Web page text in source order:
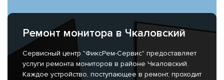
Ремонт монитора в Чкаловский
Сервисный центр "ФиксРем-Сервис" предоставляет
услуги ремонта мониторов в районе Чкаловский.
Каждое устройство, поступающее в ремонт, проходит